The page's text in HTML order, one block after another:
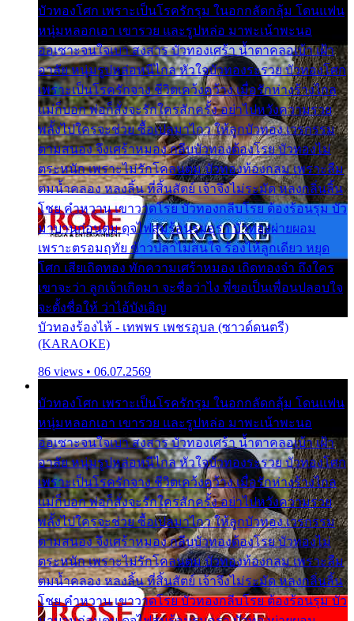
บัวทองโศก เพราะเป็นโรครักรุม ในอกกลัดกลุ้ม โดนแฟน
หนุ่มหลอกเอา เขารวย และรูปหล่อ มาพะเน้าพะนอ
ออเซาะจนใจเบา สงสาร บัวทองเศร้า น้ำตาคลอเบ้า เฝ้า
อาลัย หนุ่มรูปหล่อหนีไกล หัวใจบัวทองระรวย บัวทองโศก
เพราะเป็นโรครักจาง ชีวิตเคว้งคว้าง เมื่อรักห่างร้างไกล
แม่ก็บอก พ่อก็สั่งจะรักใครสักครั้ง อย่าไปหวังความรวย
พลั้งไปใครจะช่วย ซื้อเปลมาไกว ให้ลูกบัวทอง เวรกรรม
ตามสนอง จึงเศร้าหมอง กลีบบัวทองต้องโรย บัวทองไม่
ตระหนัก เพราะไม่รักโคลนตม บัวทองท้องกลม เพราะลืม
ตมน้ำคลอง หลงลิ้น ที่สิ้นสัตย์ เจ้าจึงไม่ระมัด หลงกลิ่นลิ้น
โชย คำหวาน เขาวาดโรย บัวทองกลีบโรย ต้องร้อนรุม บัว
มาบานก่อนตูม ดุจไฟสุมร้อนรุมอุรา บัวทองผ่ายผอม
เพราะตรอมฤทัย ข้าวปลาไม่สนใจ ร้องไห้ลูกเดียว หยุด
โศก เสียเถิดทอง พักความเศร้าหมอง เถิดทองจ๋า ถึงใคร
เขาจะว่า ลูกเจ้าเกิดมา จะชื่อว่าไง พี่ขอเป็นเพื่อนปลอบใจ
จะตั้งชื่อให้ ว่าไอ้บังเอิญ
บัวทองร้องไห้ - เทพพร เพชรอุบล (ซาวด์ดนตรี)
(KARAOKE)
86 views • 06.07.2569
บัวทองโศก เพราะเป็นโรครักรุม ในอกกลัดกลุ้ม โดนแฟน
หนุ่มหลอกเอา เขารวย และรูปหล่อ มาพะเน้าพะนอ
ออเซาะจนใจเบา สงสาร บัวทองเศร้า น้ำตาคลอเบ้า เฝ้า
อาลัย หนุ่มรูปหล่อหนีไกล หัวใจบัวทองระรวย บัวทองโศก
เพราะเป็นโรครักจาง ชีวิตเคว้งคว้าง เมื่อรักห่างร้างไกล
แม่ก็บอก พ่อก็สั่งจะรักใครสักครั้ง อย่าไปหวังความรวย
พลั้งไปใครจะช่วย ซื้อเปลมาไกว ให้ลูกบัวทอง เวรกรรม
ตามสนอง จึงเศร้าหมอง กลีบบัวทองต้องโรย บัวทองไม่
ตระหนัก เพราะไม่รักโคลนตม บัวทองท้องกลม เพราะลืม
ตมน้ำคลอง หลงลิ้น ที่สิ้นสัตย์ เจ้าจึงไม่ระมัด หลงกลิ่นลิ้น
โชย คำหวาน เขาวาดโรย บัวทองกลีบโรย ต้องร้อนรุม บัว